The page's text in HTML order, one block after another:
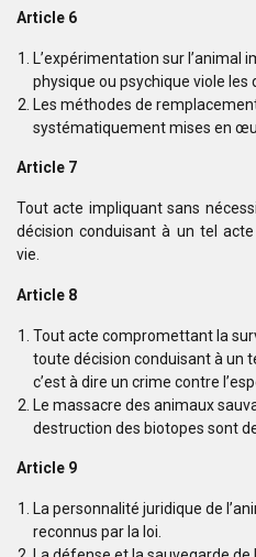
Article 6
L’expérimentation sur l’animal
physique ou psychique viole les
Les méthodes de
systématiquement mises en
Article 7
Tout acte impliquant sans
décision conduisant à un tel
vie.
Article 8
Tout acte compromettant la
toute décision conduisant à un
c’est à dire un crime contre
Le massacre des animaux
destruction des biotopes sont
Article 9
La personnalité juridique de
reconnus par la loi.